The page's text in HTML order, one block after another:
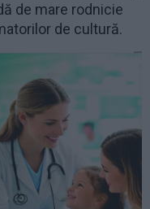
de mare rodnicie
de cultură.